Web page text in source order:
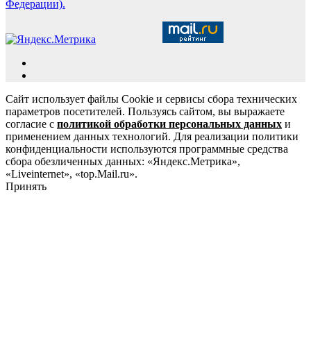
Федерации).
Сайт использует файлы Cookie и сервисы сбора технических
параметров посетителей. Пользуясь сайтом, вы выражаете
согласие с политикой обработки персональных данных и
применением данных технологий. Для реализации политики
конфиденциальности используются программные средства
сбора обезличенных данных: «Яндекс.Метрика»,
«Liveinternet», «top.Mail.ru».
Принять